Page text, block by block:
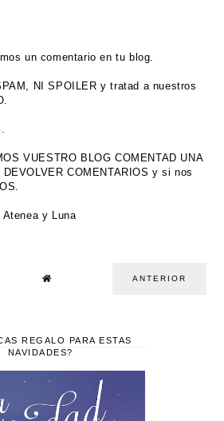
un comentario en tu blog.
NI SPOILER y tratad a nuestros
VUESTRO BLOG COMENTAD UNA
COMENTARIOS y si nos
y Luna
ANTERIOR
REGALO PARA ESTAS
NAVIDADES?